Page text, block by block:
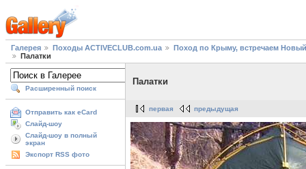
Галерея Походы ACTIVECLUB.com.ua
Поход по Крыму, встречаем
Палатки
Расширенный поиск
Отправить как eCard
Слайд-шоу
Слайд-шоу в полный
экран
Экспорт RSS фото
Палатки
первая предыдущая